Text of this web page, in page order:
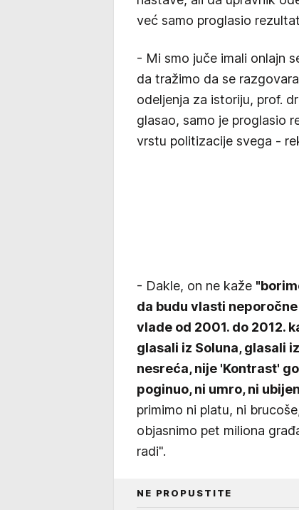
već samo proglasio
- Mi smo juče imali onlajn
da tražimo da se
odeljenja za istoriju, prof.
glasao, samo je proglasio
vrstu politizacije svega -
- Dakle, on ne kaže
da budu vlasti
vlade od 2001. do 2012.
glasali iz Soluna, glasali
nesreća, nije 'Kontrast'
poginuo, ni umro, ni
primimo ni platu, ni
objasnimo pet miliona
radi".
NE PROPUSTITE